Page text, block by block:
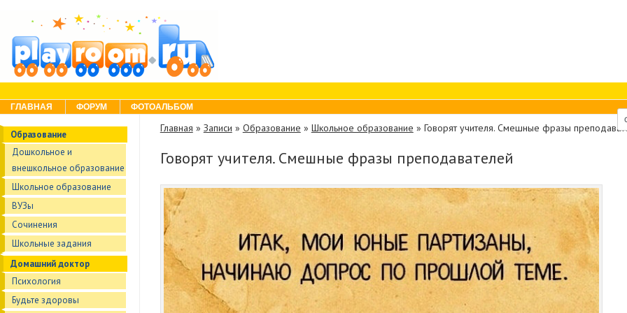
Menu
Skip to content
ГЛАВНАЯ ФОРУМ ФОТОАЛЬБОМ
Образование
Дошкольное и
внешкольное образование
Школьное образование
ВУЗы
Сочинения
Школьные задания
Домашний доктор
Психология
Будьте здоровы
Главная » Записи » Образование » Школьное образование » Говорят учителя. Смешные фразы
Говорят учителя. Смешные фразы преподавателей